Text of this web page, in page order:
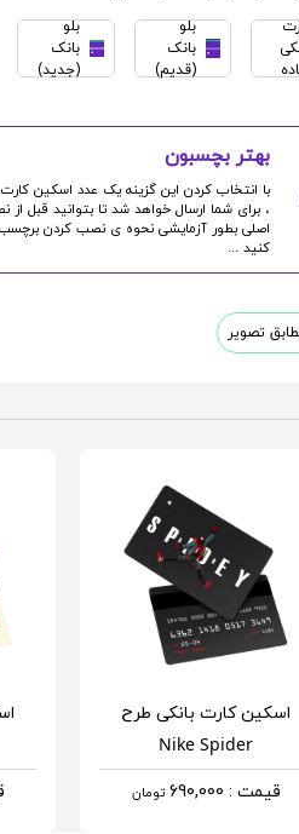
بلو
بانک
(قدیم)
بلو
بانک
(جدید)
بهتر بچسبون
با انتخاب کردن این گزینه یک عدد اسکین کارت
، برای شما ارسال خواهد شد تا بتوانید قبل
اصلی بطور آزمایشی نحوه ی نصب کردن برچسب
کنید ...
تصویر
اسکین کارت بانکی طرح
Nike Spider
قیمت : 690,000 تومان